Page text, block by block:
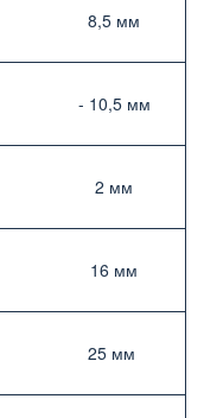
8,5 мм­
- 10,5 мм­
2 мм­
16 мм­
25 мм ­